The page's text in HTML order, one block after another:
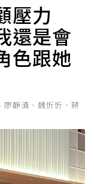
壓力
還是會
色跟她
廖靜清、魏忻忻、蔣